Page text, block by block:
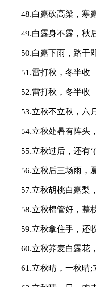
48.白露砍高梁，寒
49.白露身不露，秋
50.白露下雨，路干
51.雷打秋，冬半收
52.雷打秋，冬半收
53.立秋不立秋，六
54.立秋处暑有阵头
55.立秋过后，还有
56.立秋后三场雨，
57.立秋胡桃白露梨
58.立秋棉管好，整
59.立秋拿住手，还
60.立秋荞麦白露花
61.立秋晴，一秋晴